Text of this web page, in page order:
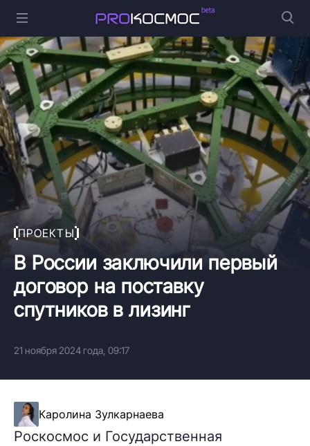
ПРОЕКТЫ
В России заключили первый
договор на поставку
спутников в лизинг
21 ноября 2024 года, 09:17
Каролина Зулкарнаева
Роскосмос и Государственная